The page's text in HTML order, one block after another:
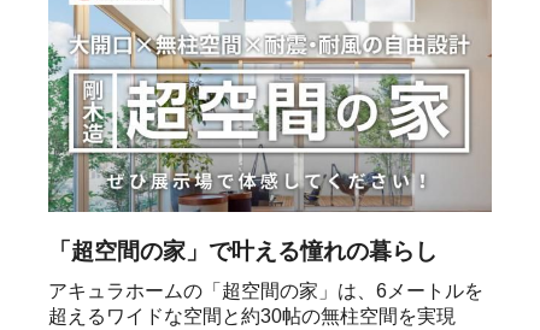
「超空間の家」で叶える憧れの暮らし
アキュラホームの「超空間の家」は、6メートルを
超えるワイドな空間と約30帖の無柱空間を実現